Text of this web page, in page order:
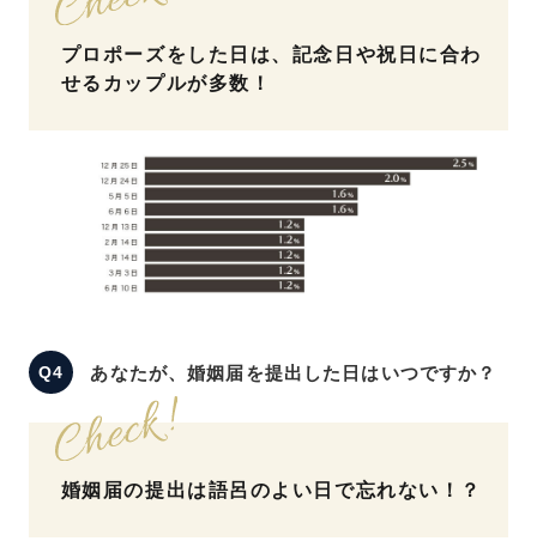
プロポーズをした日は、記念日や祝日に合わ
せるカップルが多数！
あなたが、婚姻届を提出した日はいつですか？
婚姻届の提出は語呂のよい日で忘れない！？